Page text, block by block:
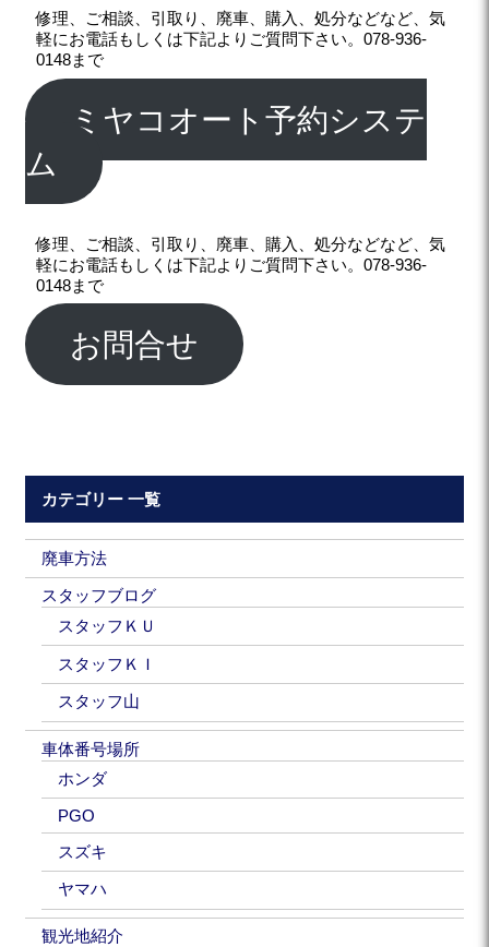
修理、ご相談、引取り、廃車、購入、処分などなど、気
軽にお電話もしくは下記よりご質問下さい。078-936-
0148まで
ミヤコオート予約システ
ム
修理、ご相談、引取り、廃車、購入、処分などなど、気
軽にお電話もしくは下記よりご質問下さい。078-936-
0148まで
お問合せ
カテゴリー 一覧
廃車方法
スタッフブログ
スタッフＫＵ
スタッフＫＩ
スタッフ山
車体番号場所
ホンダ
PGO
スズキ
ヤマハ
観光地紹介